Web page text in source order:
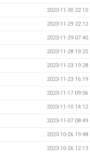
2023-11-30 22:10
2023-11-29 22:12
2023-11-29 07:40
2023-11-28 19:25
2023-11-23 19:28
2023-11-23 16:19
2023-11-17 09:06
2023-11-10 14:12
2023-11-07 08:49
2023-10-26 19:48
2023-10-26 12:13